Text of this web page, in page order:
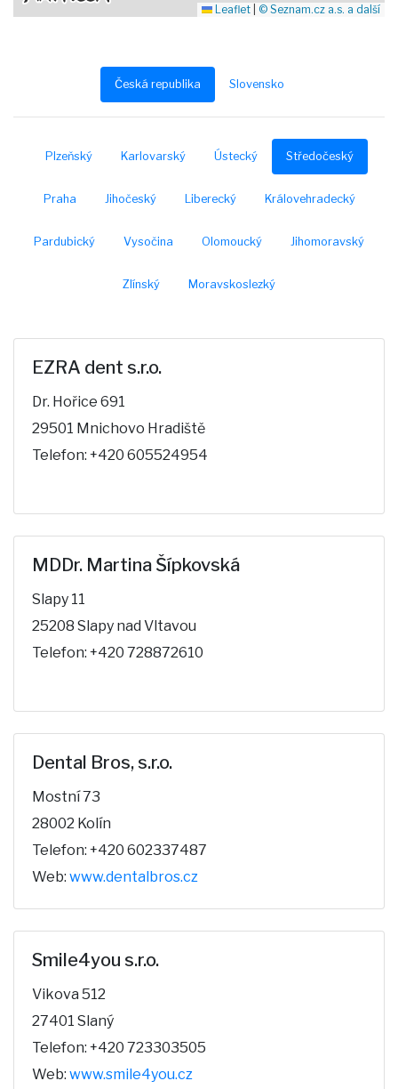
Leaflet © Seznam.cz a.s. a další
Česká republika Slovensko
Plzeňský Karlovarský Ústecký Středočeský
Praha Jihočeský Liberecký Královehradecký
Pardubický Vysočina Olomoucký Jihomoravský
Zlínský Moravskoslezký
EZRA dent s.r.o.
Dr. Hořice 691
29501 Mnichovo Hradiště
Telefon: +420 605524954
MDDr. Martina Šípkovská
Slapy 11
25208 Slapy nad Vltavou
Telefon: +420 728872610
Dental Bros, s.r.o.
Mostní 73
28002 Kolín
Telefon: +420 602337487
Web: www.dentalbros.cz
Smile4you s.r.o.
Vikova 512
27401 Slaný
Telefon: +420 723303505
Web: www.smile4you.cz